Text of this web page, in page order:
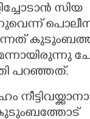
സിയ
പറഞ്ഞത്.
കുടുംബത്തോട്